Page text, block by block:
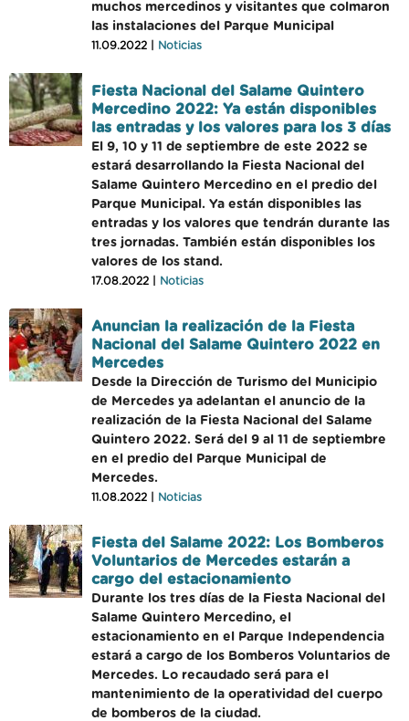
muchos mercedinos y visitantes que colmaron
las instalaciones del Parque Municipal
11.09.2022 | Noticias
Fiesta Nacional del Salame Quintero
Mercedino 2022: Ya están disponibles
las entradas y los valores para los 3 días
El 9, 10 y 11 de septiembre de este 2022 se
estará desarrollando la Fiesta Nacional del
Salame Quintero Mercedino en el predio del
Parque Municipal. Ya están disponibles las
entradas y los valores que tendrán durante las
tres jornadas. También están disponibles los
valores de los stand.
17.08.2022 | Noticias
Anuncian la realización de la Fiesta
Nacional del Salame Quintero 2022 en
Mercedes
Desde la Dirección de Turismo del Municipio
de Mercedes ya adelantan el anuncio de la
realización de la Fiesta Nacional del Salame
Quintero 2022. Será del 9 al 11 de septiembre
en el predio del Parque Municipal de
Mercedes.
11.08.2022 | Noticias
Fiesta del Salame 2022: Los Bomberos
Voluntarios de Mercedes estarán a
cargo del estacionamiento
Durante los tres días de la Fiesta Nacional del
Salame Quintero Mercedino, el
estacionamiento en el Parque Independencia
estará a cargo de los Bomberos Voluntarios de
Mercedes. Lo recaudado será para el
mantenimiento de la operatividad del cuerpo
de bomberos de la ciudad.